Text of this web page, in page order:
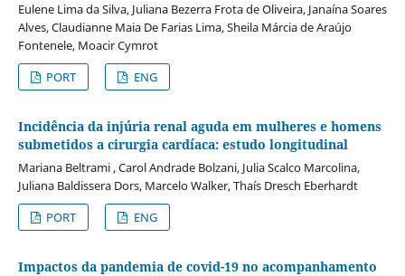
Eulene Lima da Silva, Juliana Bezerra Frota de Oliveira, Janaína Soares
Alves, Claudianne Maia De Farias Lima, Sheila Márcia de Araújo
Fontenele, Moacir Cymrot
PORT
ENG
Incidência da injúria renal aguda em mulheres e homens
submetidos a cirurgia cardíaca: estudo longitudinal
Mariana Beltrami , Carol Andrade Bolzani, Julia Scalco Marcolina,
Juliana Baldissera Dors, Marcelo Walker, Thaís Dresch Eberhardt
PORT
ENG
Impactos da pandemia de covid-19 no acompanhamento